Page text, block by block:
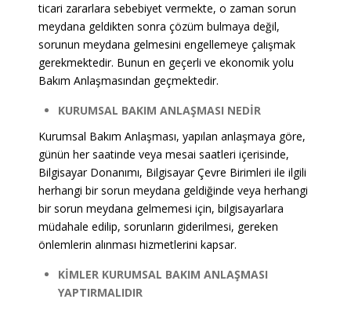
ticari zararlara sebebiyet vermekte, o zaman sorun
meydana geldikten sonra çözüm bulmaya değil,
sorunun meydana gelmesini engellemeye çalışmak
gerekmektedir. Bunun en geçerli ve ekonomik yolu
Bakım Anlaşmasından geçmektedir.
KURUMSAL BAKIM ANLAŞMASI NEDİR
Kurumsal Bakım Anlaşması, yapılan anlaşmaya göre,
günün her saatinde veya mesai saatleri içerisinde,
Bilgisayar Donanımı, Bilgisayar Çevre Birimleri ile ilgili
herhangi bir sorun meydana geldiğinde veya herhangi
bir sorun meydana gelmemesi için, bilgisayarlara
müdahale edilip, sorunların giderilmesi, gereken
önlemlerin alınması hizmetlerini kapsar.
KİMLER KURUMSAL BAKIM ANLAŞMASI
YAPTIRMALIDIR